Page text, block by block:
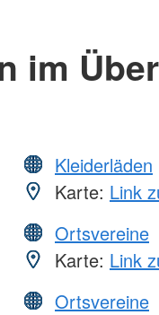
im
Kleiderläden
Karte: Link
Ortsvereine
Karte: Link
Ortsvereine